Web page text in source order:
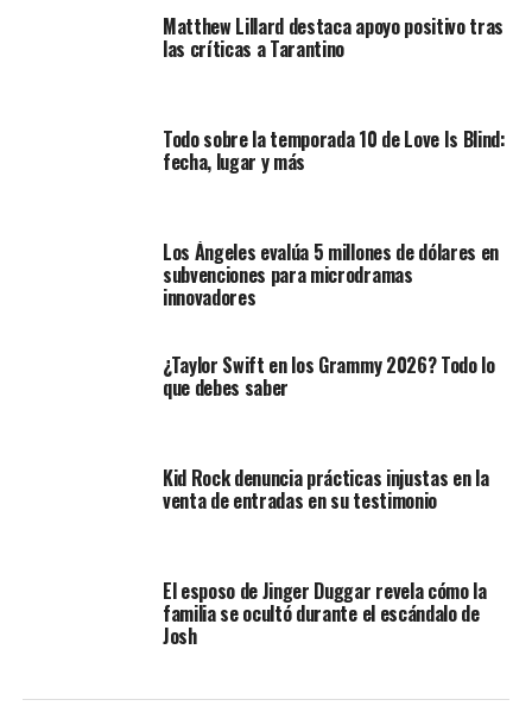
Matthew Lillard destaca apoyo positivo tras
las críticas a Tarantino
Todo sobre la temporada 10 de Love Is Blind:
fecha, lugar y más
Los Ángeles evalúa 5 millones de dólares en
subvenciones para microdramas
innovadores
¿Taylor Swift en los Grammy 2026? Todo lo
que debes saber
Kid Rock denuncia prácticas injustas en la
venta de entradas en su testimonio
El esposo de Jinger Duggar revela cómo la
familia se ocultó durante el escándalo de
Josh